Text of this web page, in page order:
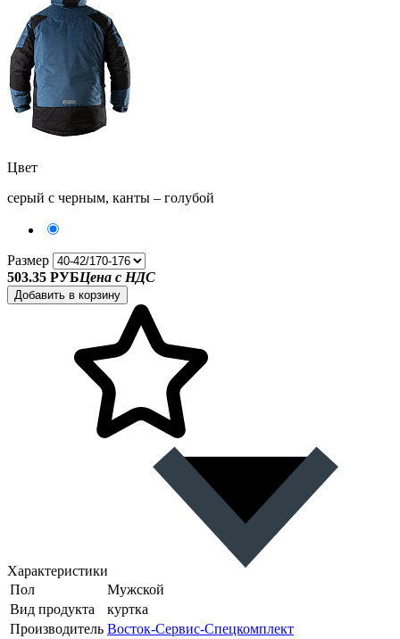
Цвет
серый с черным, канты – голубой
Размер
503.35 РУБЦена с НДС
Добавить в корзину
Характеристики
Пол
Мужской
Вид продукта
куртка
Производитель Восток-Сервис-Спецкомплект